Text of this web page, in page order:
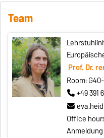
Team
Prof. Dr.
Room:
+49 391
Office